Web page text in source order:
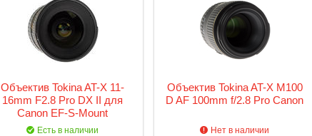
Объектив Tokina AT-X 11-
16mm F2.8 Pro DX II для
Canon EF-S-Mount
Есть в наличии
Объектив Tokina AT-X M100
D AF 100mm f/2.8 Pro Canon
Нет в наличии